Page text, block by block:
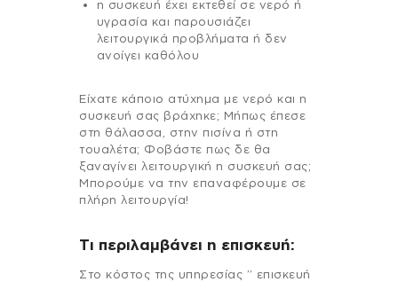
η συσκευή έχει εκτεθεί σε νερό ή
υγρασία και παρουσιάζει
λειτουργικά προβλήματα ή δεν
ανοίγει καθόλου
Είχατε κάποιο ατύχημα με νερό και η
συσκευή σας βράχηκε; Μήπως έπεσε
στη θάλασσα, στην πισίνα ή στη
τουαλέτα; Φοβάστε πως δε θα
ξαναγίνει λειτουργική η συσκευή σας;
Μπορούμε να την επαναφέρουμε σε
πλήρη λειτουργία!
Τι περιλαμβάνει η επισκευή:
Στo κόστος της υπηρεσίας ” επισκευή